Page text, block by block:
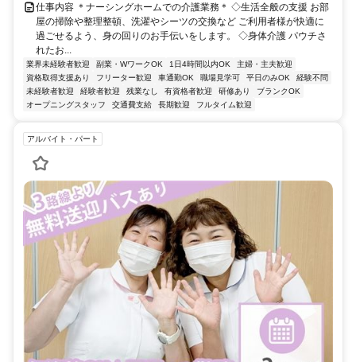
仕事内容 ＊ナーシングホームでの介護業務＊ ◇生活全般の支援 お部
屋の掃除や整理整頓、洗濯やシーツの交換など ご利用者様が快適に
過ごせるよう、身の回りのお手伝いをします。 ◇身体介護 パウチさ
れたお...
業界未経験者歓迎 副業・WワークOK 1日4時間以内OK
主婦・主夫歓迎
資格取得支援あり
フリーター歓迎 車通勤OK 職場見学可 平日のみOK
経験不問
未経験者歓迎
経験者歓迎 残業なし 有資格者歓迎 研修あり
ブランクOK
オープニングスタッフ
交通費支給 長期歓迎 フルタイム歓迎
アルバイト・パート